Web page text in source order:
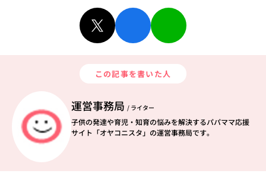
この記事を書いた人
運営事務局 / ライター
子供の発達や育児・知育の悩みを解決するパパママ応援
サイト「オヤコニスタ」の運営事務局です。